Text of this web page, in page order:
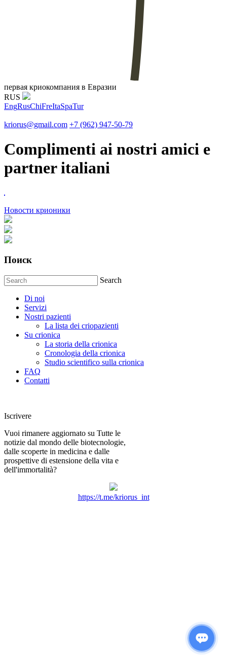
первая криокомпания в Евразии
RUS
EngRusChiFreItaSpaTur
kriorus@gmail.com +7 (962) 947-50-79
Complimenti ai nostri amici e
partner italiani
Новости крионики
Поиск
Search
Di noi
Servizi
Nostri pazienti
La lista dei criopazienti
Su crionica
La storia della crionica
Сronologia della crionica
Studio scientifico sulla crionica
FAQ
Contatti
Iscrivere
Vuoi rimanere aggiornato su Tutte le
notizie dal mondo delle biotecnologie,
dalle scoperte in medicina e dalle
prospettive di estensione della vita e
dell'immortalità?
https://t.me/kriorus_int